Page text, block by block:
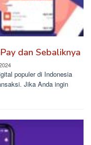
dan Sebaliknya
populer di Indonesia
Jika Anda ingin